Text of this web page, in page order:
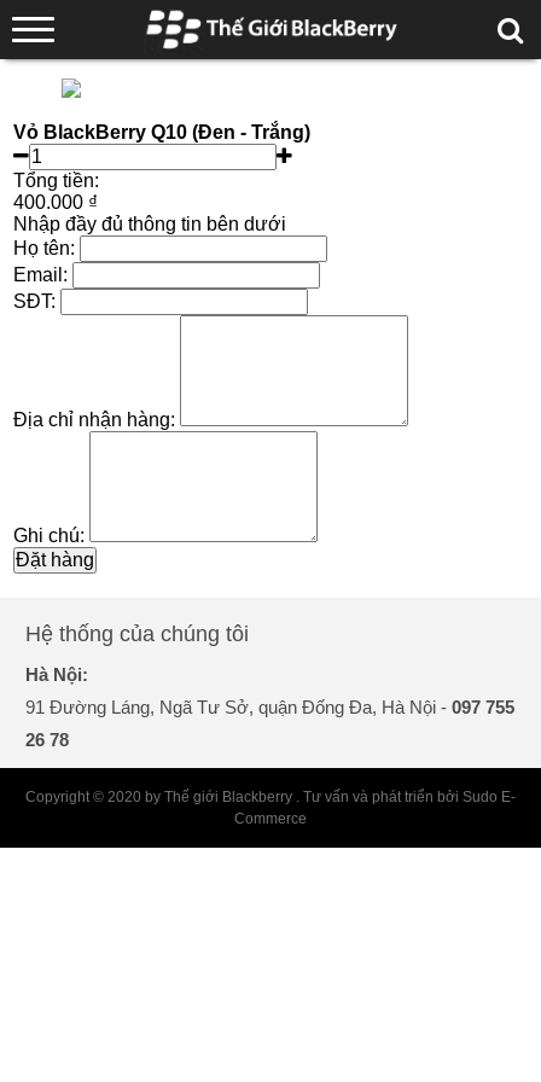
Vỏ BlackBerry Q10 (Đen - Trắng)
Tổng tiền:
400.000 ₫
Nhập đầy đủ thông tin bên dưới
Họ tên:
Email:
SĐT:
Địa chỉ nhận hàng:
Ghi chú:
Đặt hàng
Hệ thống của chúng tôi
Hà Nội:
91 Đường Láng, Ngã Tư Sở, quận Đống Đa, Hà Nội -097 755
26 78
Copyright © 2020 by Thế giới Blackberry . Tư vấn và phát triển bởi Sudo E-
Commerce